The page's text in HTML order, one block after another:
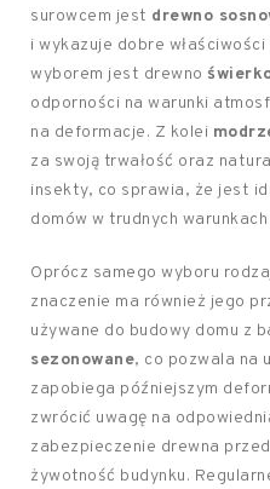
surowcem jest drewno
i wykazuje dobre
wyborem jest drewno
odporności na warunki
na deformacje. Z kolei
za swoją trwałość oraz
insekty, co sprawia, że jest
domów w trudnych
Oprócz samego wyboru
znaczenie ma również jego
używane do budowy domu z
sezonowane, co pozwala na
zapobiega późniejszym
zwrócić uwagę na
zabezpieczenie drewna przed
żywotność budynku.